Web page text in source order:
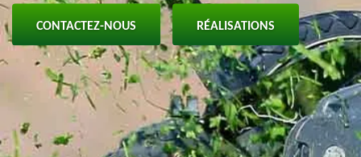
CONTACTEZ-NOUS RÉALISATIONS